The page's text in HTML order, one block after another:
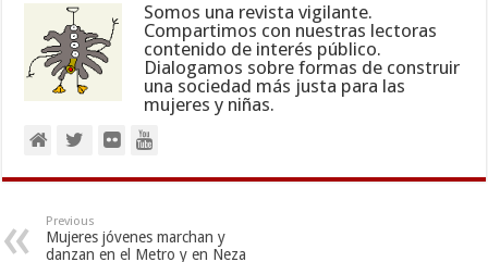
Somos una revista vigilante.
Compartimos con nuestras lectoras
contenido de interés público.
Dialogamos sobre formas de construir
una sociedad más justa para las
mujeres y niñas.
Previous
Mujeres jóvenes marchan y
danzan en el Metro y en Neza